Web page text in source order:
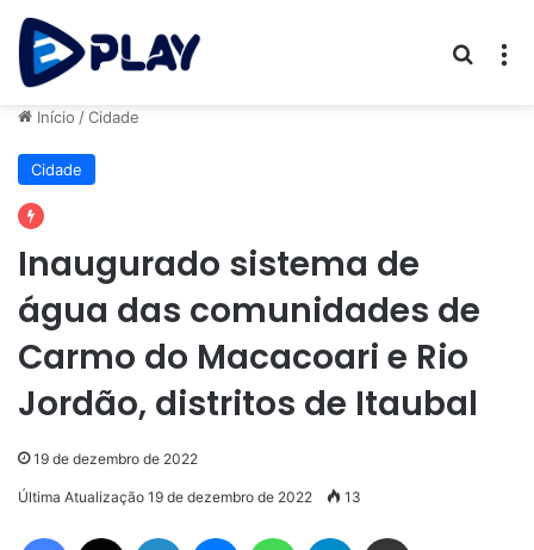
Início /Cidade
Cidade
Inaugurado sistema de
água das comunidades de
Carmo do Macacoari e Rio
Jordão, distritos de Itaubal
19 de dezembro de 2022
Última Atualização 19 de dezembro de 2022 13
Facebook Linkedin MessengerWhatsAppTelegram